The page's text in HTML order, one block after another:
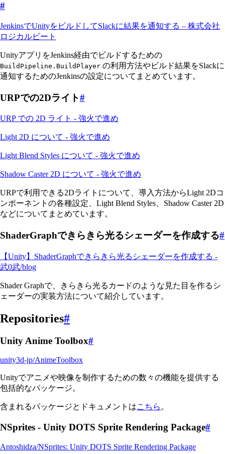
#
JenkinsでUnityをビルドしてSlackに結果を通知する – 株式会社
ロジカルビート
UnityアプリをJenkins経由でビルドするための
BuildPipeline.BuildPlayer の利用方法やビルド結果をSlackに
通知するためのJenkinsの設定についてまとめています。
URPでの2Dライト#
URP での 2D ライト - 強火で進め
Light 2D について - 強火で進め
Light Blend Styles について - 強火で進め
Shadow Caster 2D について - 強火で進め
URPで利用できる2Dライトについて、導入方法からLight 2Dコ
ンポーネントの各種設定、Light Blend Styles、Shadow Caster 2D
などについてまとめています。
ShaderGraphできらきら光るシェーダーを作成する#
【Unity】ShaderGraphできらきら光るシェーダーを作成する -
武0武/blog
Shader Graphで、きらきら光るカードのような見た目を作るシ
ェーダーの実装方法について紹介しています。
Repositories#
Unity Anime Toolbox#
unity3d-jp/AnimeToolbox
Unityでアニメや映像を制作するための数々の機能を提供する
包括的なパッケージ。
含まれるパッケージとドキュメントはこちら 。
NSprites - Unity DOTS Sprite Rendering Package#
Antoshidza/NSprites: Unity DOTS Sprite Rendering Package